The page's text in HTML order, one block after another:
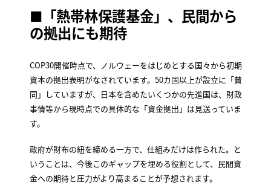
■「熱帯林保護基金」、民間から
の拠出にも期待
COP30開催時点で、ノルウェーをはじめとする国々から初期
資本の拠出表明がなされています。50カ国以上が設立に「賛
同」していますが、日本を含めたいくつかの先進国は、財政
事情等から現時点での具体的な「資金拠出」は見送っていま
す。
政府が財布の紐を締める一方で、仕組みだけは作られた。と
いうことは、今後このギャップを埋める役割として、民間資
金への期待と圧力がより高まることが予想されます。